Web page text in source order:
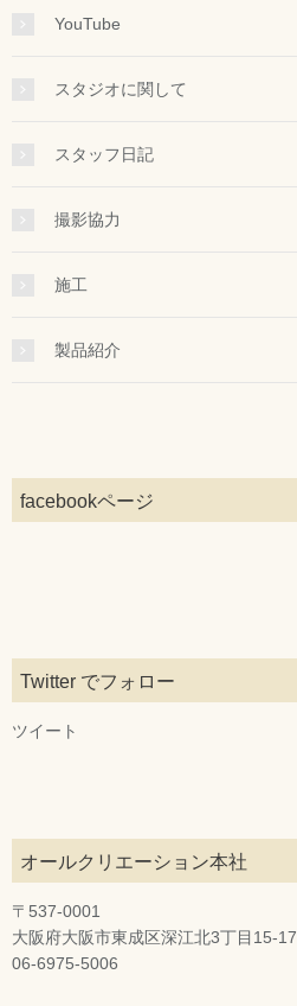
YouTube
スタジオに関して
スタッフ日記
撮影協力
施工
製品紹介
facebookページ
Twitter でフォロー
ツイート
オールクリエーション本社
〒537-0001
大阪府大阪市東成区深江北3丁目15-17
06-6975-5006